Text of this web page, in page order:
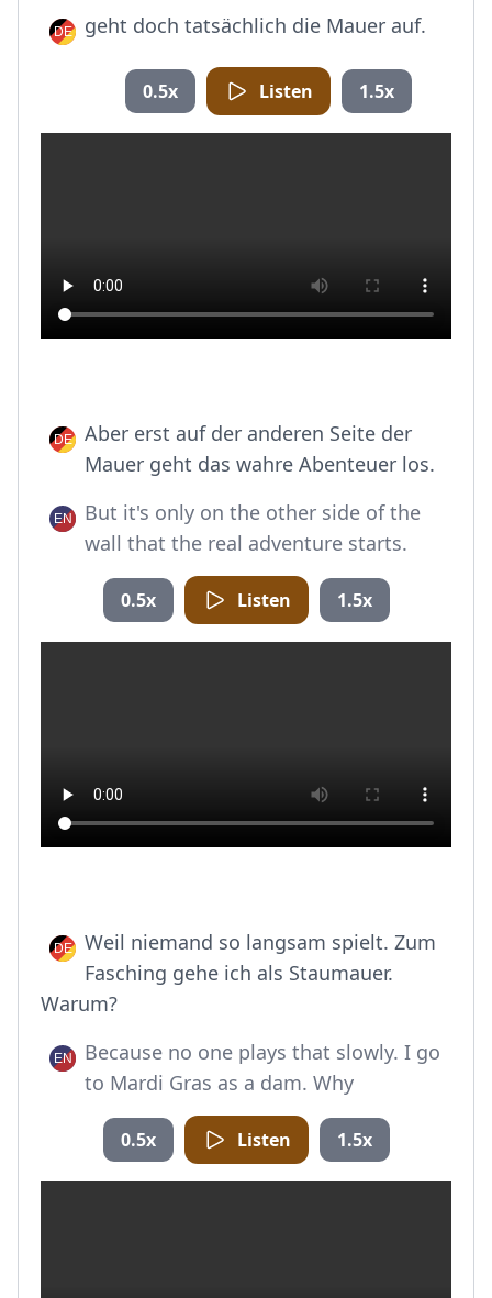
geht doch tatsächlich die Mauer auf.
0.5x Listen 1.5x
Aber erst auf der anderen Seite der
Mauer geht das wahre Abenteuer los.
But it's only on the other side of the
wall that the real adventure starts.
0.5x Listen 1.5x
Weil niemand so langsam spielt. Zum
Fasching gehe ich als Staumauer.
Warum?
Because no one plays that slowly. I go
to Mardi Gras as a dam. Why
0.5x Listen 1.5x